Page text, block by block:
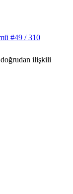
#49 / 310
ilişkili